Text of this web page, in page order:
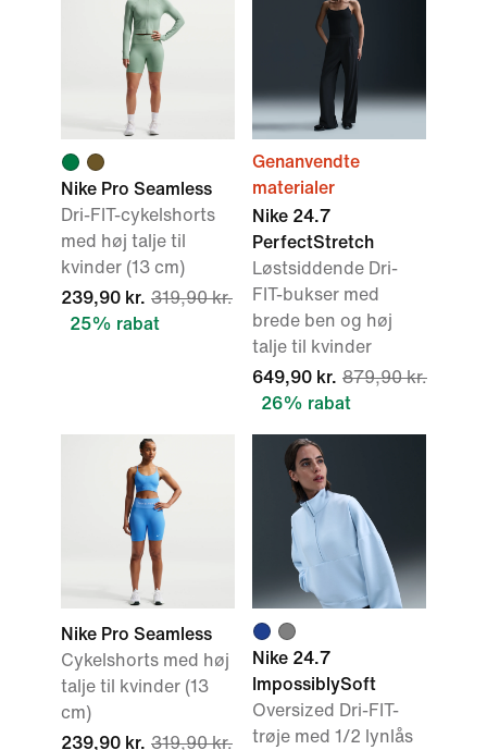
Nike Pro Seamless
Dri-FIT-cykelshorts
med høj talje til
kvinder (13 cm)
239,90 kr. 319,90 kr.
25% rabat
Genanvendte
materialer
Nike 24.7
PerfectStretch
Løstsiddende Dri-
FIT-bukser med
brede ben og høj
talje til kvinder
649,90 kr. 879,90 kr.
26% rabat
Nike Pro Seamless
Cykelshorts med høj
talje til kvinder (13
cm)
239,90 kr. 319,90 kr.
Nike 24.7
ImpossiblySoft
Oversized Dri-FIT-
trøje med 1/2 lynlås